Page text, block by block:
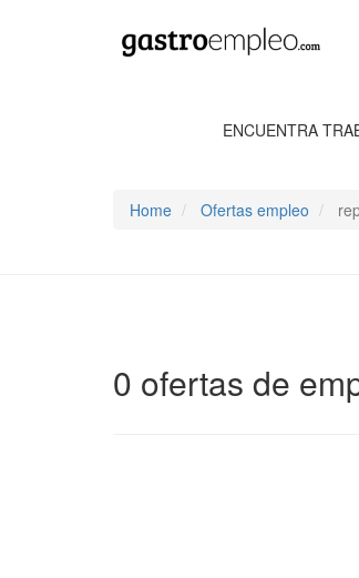
ENCUENTRA
Home Ofertas empleo
0 ofertas de